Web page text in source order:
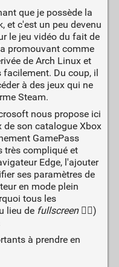
que je possède la
et c'est un peu devenu
le jeu vidéo du fait de
promouvant comme
de Arch Linux et
facilement. Du coup, il
à des jeux qui ne
Steam.
nous propose ici
de son catalogue Xbox
GamePass
très compliqué et
Edge, l'ajouter
ses paramètres de
en mode plein
tous les
lieu de fullscreen🤷‍♂️)
à prendre en